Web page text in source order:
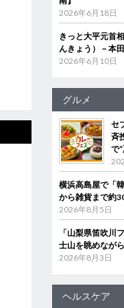
2026年6月18日
きっと大平元首
んきょう）－本
2026年6月10日
グルメ
セ
斉
で
横浜高島屋で「
から雑貨まで約
2026年8月5日
「山梨県笛吹
士山を眺めなが
2026年8月3日
ヘルスケア